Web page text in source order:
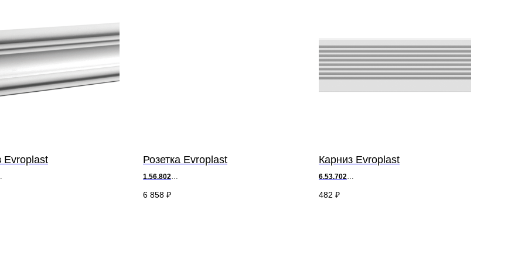
Evroplast Розетка Evroplast
1.56.802
6 858 ₽
Карниз Evroplast
6.53.702
482 ₽